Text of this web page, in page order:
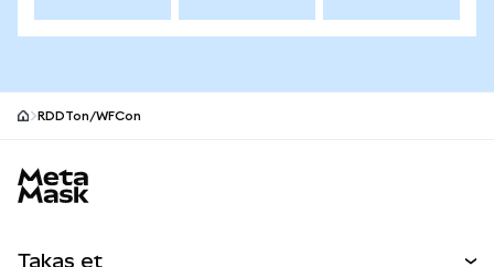
RDDTon/WFCon
Takas et